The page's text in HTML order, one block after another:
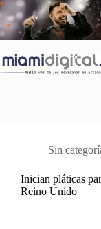
Saltar
al
contenido
Sin
Inician pláticas
Reino Unido